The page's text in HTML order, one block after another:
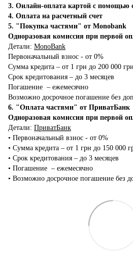
3. Онлайн-оплата картой с помощью
4. Оплата на расчетный счет
5. "Покупка частями" от Monobank
Одноразовая комиссия при первой
Детали: MonoBank
Первоначальный взнос - от 0%
Сумма кредита – от 1 грн до 200 000 грн
Срок кредитования – до 3 месяцев
Погашение – ежемесячно
Возможно досрочное погашение без
6. "Оплата частями" от ПриватБанк
Одноразовая комиссия при первой
Детали: ПриватБанк
•‎ Первоначальный взнос - от 0%
•‎ Сумма кредита – от 1 грн до 150 000
•‎ Срок кредитования – до 3 месяцев
•‎ Погашение – ежемесячно
•‎ Возможно досрочное погашение без